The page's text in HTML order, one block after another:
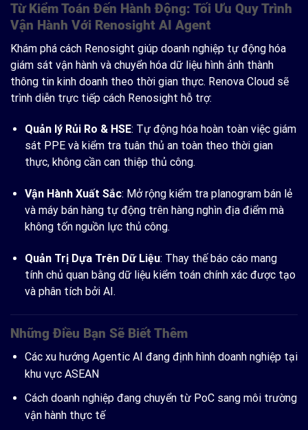
Từ Kiểm Toán Đến Hành Động: Tối Ưu Quy Trình
Vận Hành Với Renosight AI Agent
Khám phá cách Renosight giúp doanh nghiệp tự động hóa
giám sát vận hành và chuyển hóa dữ liệu hình ảnh thành
thông tin kinh doanh theo thời gian thực. Renova Cloud sẽ
trình diễn trực tiếp cách Renosight hỗ trợ:
Quản lý Rủi Ro & HSE: Tự động hóa hoàn toàn việc giám
sát PPE và kiểm tra tuân thủ an toàn theo thời gian
thực, không cần can thiệp thủ công.
Vận Hành Xuất Sắc: Mở rộng kiểm tra planogram bán lẻ
và máy bán hàng tự động trên hàng nghìn địa điểm mà
không tốn nguồn lực thủ công.
Quản Trị Dựa Trên Dữ Liệu: Thay thế báo cáo mang
tính chủ quan bằng dữ liệu kiểm toán chính xác được tạo
và phân tích bởi AI.
Những Điều Bạn Sẽ Biết Thêm
Các xu hướng Agentic AI đang định hình doanh nghiệp tại
khu vực ASEAN
Cách doanh nghiệp đang chuyển từ PoC sang môi trường
vận hành thực tế